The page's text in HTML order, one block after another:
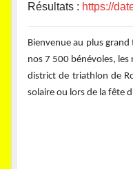
Résultats : https://
Bienvenue au plus
nos 7 500 bénévoles,
district de triathlon de
solaire ou lors de la fête